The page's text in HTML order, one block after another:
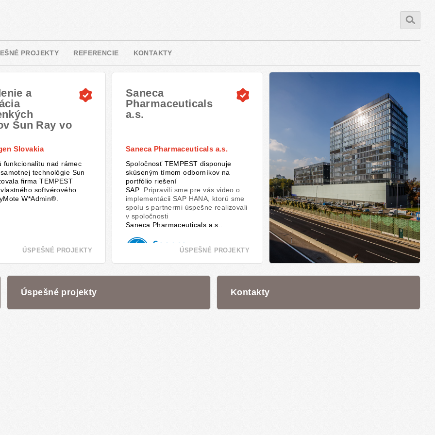
PROJEKTY REFERENCIE KONTAKTY
Saneca
Pharmaceuticals
a.s.
Saneca Pharmaceuticals a.s.
Spoločnosť TEMPEST disponuje
skúseným tímom odborníkov na
portfólio riešení
SAP . Pripravili sme pre vás video o
implementácii SAP HANA, ktorú sme
spolu s partnermi úspešne realizovali
v spoločnosti
Saneca Pharmaceuticals a.s.
ÚSPEŠNÉ PROJEKTY
a
Sun Ray vo
Slovakia
funkcionalitu nad rámec
technológie Sun
firma TEMPEST
softvérového
W*Admin®.
ÚSPEŠNÉ PROJEKTY
Úspešné projekty Kontakty